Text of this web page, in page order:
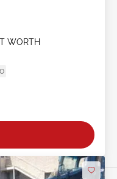
WORTH